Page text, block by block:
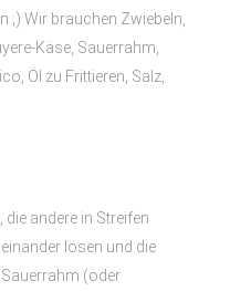
;) Wir brauchen Zwiebeln,
Käse, Sauerrahm,
Öl zu Frittieren, Salz,
die andere in Streifen
lösen und die
(oder